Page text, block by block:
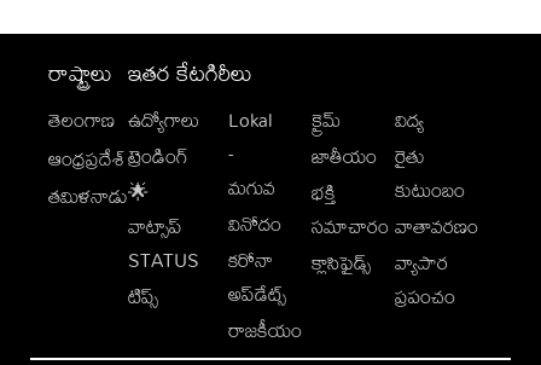
రాష్ట్రాలు
తెలంగాణ
ఆంధ్రప్రదేశ్
తమిళనాడు
ఇతర కేటగిరీలు
ఉద్యోగాలు
ట్రెండింగ్
🌟
వాట్సాప్
STATUS
టిప్స్
Lokal
-
మగువ
వినోదం
కరోనా
అప్‌డేట్స్
రాజకీయం
క్రైమ్
జాతీయం
భక్తి
సమాచారం
క్లాసిఫైడ్స్
విద్య
రైతు
కుటుంబం
వాతావరణం
వ్యాపార
ప్రపంచం